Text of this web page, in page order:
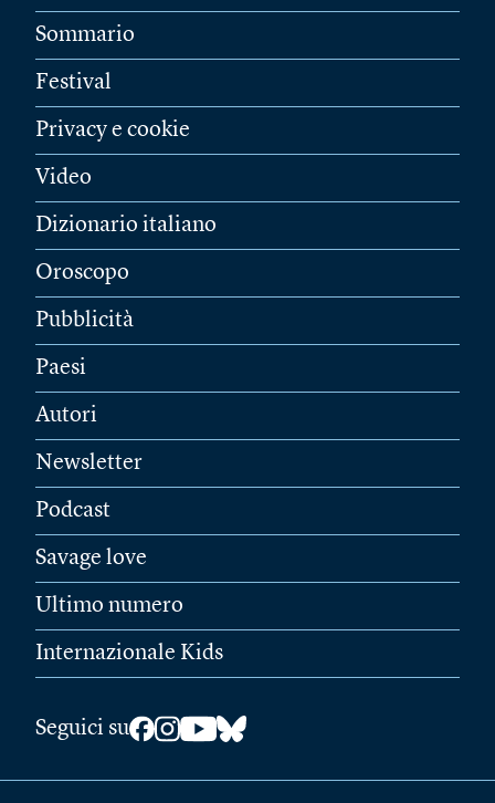
Sommario
Festival
Privacy e cookie
Video
Dizionario italiano
Oroscopo
Pubblicità
Paesi
Autori
Newsletter
Podcast
Savage love
Ultimo numero
Internazionale Kids
Seguici su